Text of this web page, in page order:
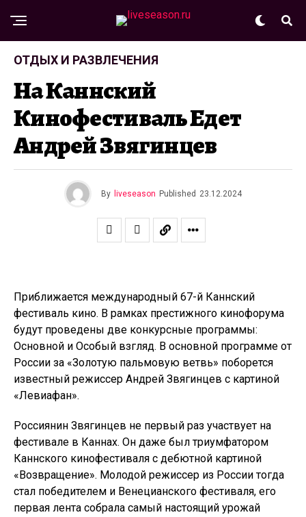
ОТДЫХ И РАЗВЛЕЧЕНИЯ
На Каннский
Кинофестиваль Едет
Андрей Звягинцев
By liveseason Published 23.12.2024
Приближается международный 67-й Каннский
фестиваль кино. В рамках престижного кинофорума
будут проведены две конкурсные программы:
Основной и Особый взгляд. В основной программе от
России за «Золотую пальмовую ветвь» поборется
известный режиссер Андрей Звягинцев с картиной
«Левиафан».
Россиянин Звягинцев не первый раз участвует на
фестивале в Каннах. Он даже был триумфатором
Каннского кинофестиваля с дебютной картиной
«Возвращение». Молодой режиссер из России тогда
стал победителем и Венецианского фестиваля, его
первая лента собрала самый настоящий урожай